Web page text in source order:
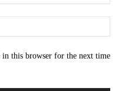
in this browser for the next time